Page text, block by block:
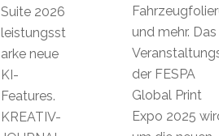
und mehr. Das
der FESPA
Global Print
Expo 2025
Suite 2026
leistungsst
arke neue
KI-
Features.
KREATIV-